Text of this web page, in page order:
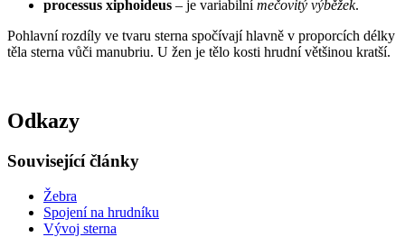
processus xiphoideus – je variabilnímečovitý výběžek.
Pohlavní rozdíly ve tvaru sterna spočívají hlavně v proporcích délky
těla sterna vůči manubriu. U žen je tělo kosti hrudní většinou kratší.
Odkazy
Související články
Žebra
Spojení na hrudníku
Vývoj sterna